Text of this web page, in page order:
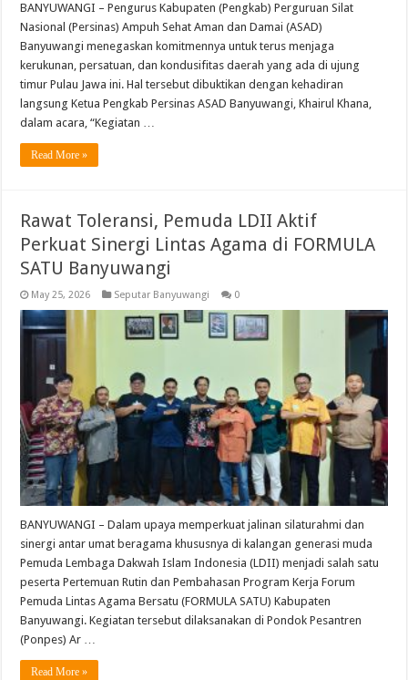
BANYUWANGI – Pengurus Kabupaten (Pengkab) Perguruan Silat
Nasional (Persinas) Ampuh Sehat Aman dan Damai (ASAD)
Banyuwangi menegaskan komitmennya untuk terus menjaga
kerukunan, persatuan, dan kondusifitas daerah yang ada di ujung
timur Pulau Jawa ini. Hal tersebut dibuktikan dengan kehadiran
langsung Ketua Pengkab Persinas ASAD Banyuwangi, Khairul Khana,
dalam acara, “Kegiatan …
Read More »
Rawat Toleransi, Pemuda LDII Aktif
Perkuat Sinergi Lintas Agama di FORMULA
SATU Banyuwangi
May 25, 2026 Seputar Banyuwangi 0
BANYUWANGI – Dalam upaya memperkuat jalinan silaturahmi dan
sinergi antar umat beragama khususnya di kalangan generasi muda
Pemuda Lembaga Dakwah Islam Indonesia (LDII) menjadi salah satu
peserta Pertemuan Rutin dan Pembahasan Program Kerja Forum
Pemuda Lintas Agama Bersatu (FORMULA SATU) Kabupaten
Banyuwangi. Kegiatan tersebut dilaksanakan di Pondok Pesantren
(Ponpes) Ar …
Read More »